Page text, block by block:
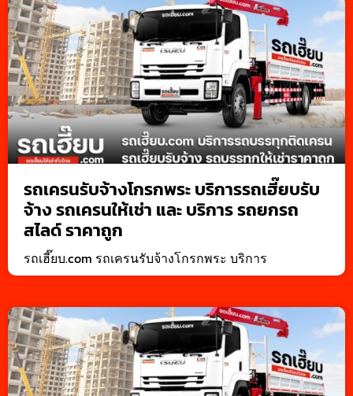
รถเครนรับจ้างโกรกพระ บริการรถเฮี๊ยบรับ
จ้าง รถเครนให้เช่า และ บริการ รถยกรถ
สไลด์ ราคาถูก
รถเฮี๊ยบ.com รถเครนรับจ้างโกรกพระ บริการ